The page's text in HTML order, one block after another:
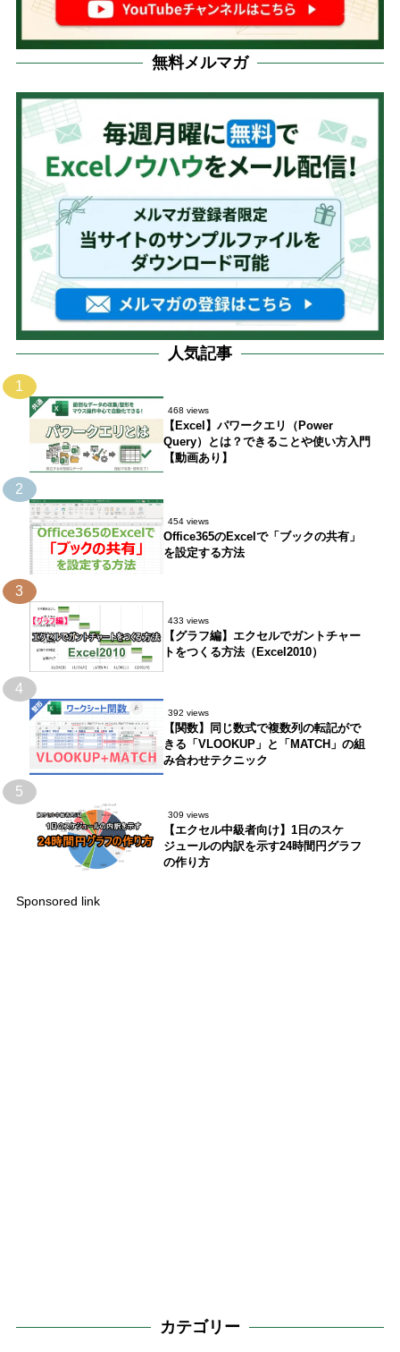
無料メルマガ
人気記事
1
468 views
【Excel】パワークエリ（Power
Query）とは？できることや使い方入門
【動画あり】
2
454 views
Office365のExcelで「ブックの共有」
を設定する方法
3
433 views
【グラフ編】エクセルでガントチャー
トをつくる方法（Excel2010）
4
392 views
【関数】同じ数式で複数列の転記がで
きる「VLOOKUP」と「MATCH」の組
み合わせテクニック
5
309 views
【エクセル中級者向け】1日のスケ
ジュールの内訳を示す24時間円グラフ
の作り方
Sponsored link
カテゴリー